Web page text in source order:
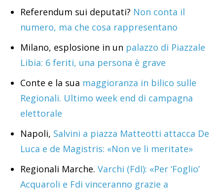
Referendum sui deputati? Non conta il
numero, ma che cosa rappresentano
Milano, esplosione in un palazzo di Piazzale
Libia: 6 feriti, una persona è grave
Conte e la sua maggioranza in bilico sulle
Regionali. Ultimo week end di campagna
elettorale
Napoli, Salvini a piazza Matteotti attacca De
Luca e de Magistris: «Non ve li meritate»
Regionali Marche. Varchi (FdI): «Per ‘Foglio’
Acquaroli e Fdi vinceranno grazie a